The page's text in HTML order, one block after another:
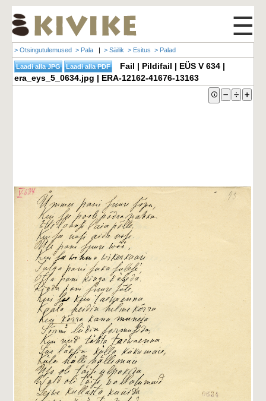
☰
> Otsingutulemused > Pala | > Säilik > Esitus > Palad
Fail | Pildifail | EÜS V 634 |
era_eys_5_0634.jpg | ERA-12162-41676-13163